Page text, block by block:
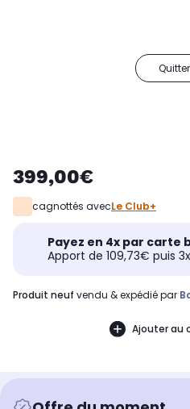
399,00€
cagnottés avecLe Club+
Payez en 4x par carte
Apport de 109,73€ puis
produit neuf vendu & expédié par
Ajouter au